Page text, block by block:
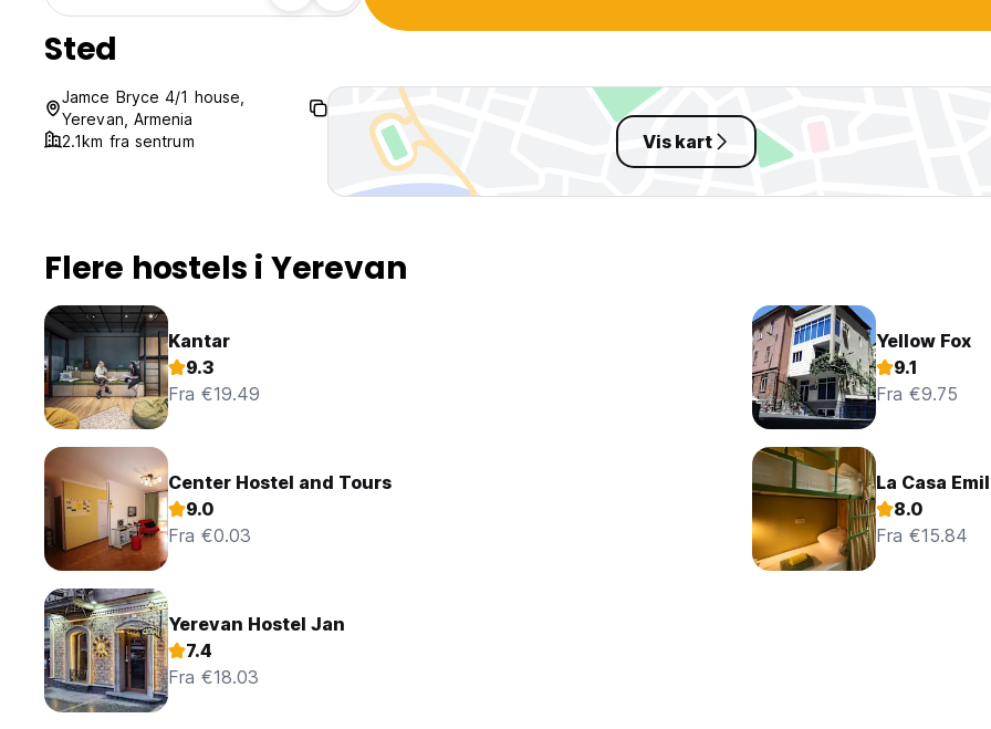
Sted
Jamce Bryce 4/1 house,
Yerevan, Armenia
2.1km fra sentrum
Vis kart
Flere hostels i Yerevan
Kantar
9.3
Fra €19.49
Yellow Fox
9.1
Fra €9.75
Center Hostel and Tours
9.0
Fra €0.03
La Casa
8.0
Fra €15.84
Yerevan Hostel Jan
7.4
Fra €18.03